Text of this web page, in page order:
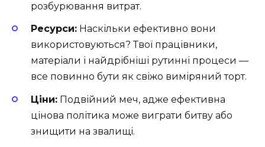
розбурювання витрат.
Ресурси: Наскільки ефективно вони
використовуються? Твої працівники,
матеріали і найдрібніші рутинні процеси —
все повинно бути як свіжо виміряний торт.
Ціни: Подвійний меч, адже ефективна
цінова політика може виграти битву або
знищити на звалищі.